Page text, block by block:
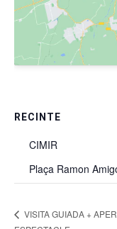
RECINTE
CIMIR
Plaça Ramon
VISITA GUIADA +